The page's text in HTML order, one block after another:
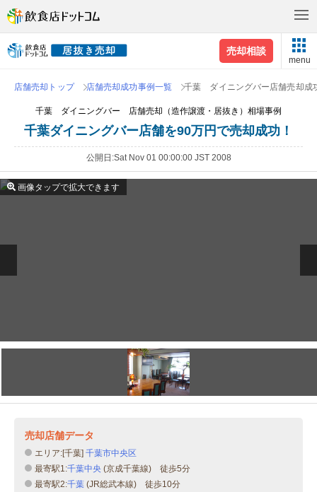
売却相談
menu
店舗売却トップ 店舗売却成功事例一覧 千葉 ダイニングバー店舗売却成
千葉 ダイニングバー 店舗売却（造作譲渡・居抜き）相場事例
千葉ダイニングバー店舗を90万円で売却成功！
公開日 Sat Nov 01 00:00:00 JST 2008
画像タップで拡大できます
売却店舗データ
エリア:[千葉] 千葉市中央区
最寄駅1:千葉中央 (京成千葉線) 徒歩5分
最寄駅2:千葉 (JR総武本線) 徒歩10分